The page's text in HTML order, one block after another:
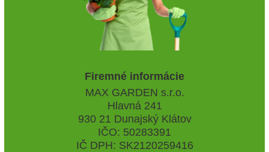
Firemné informácie
MAX GARDEN s.r.o.
Hlavná 241
930 21 Dunajský Klátov
IČO: 50283391
IČ DPH: SK2120259416